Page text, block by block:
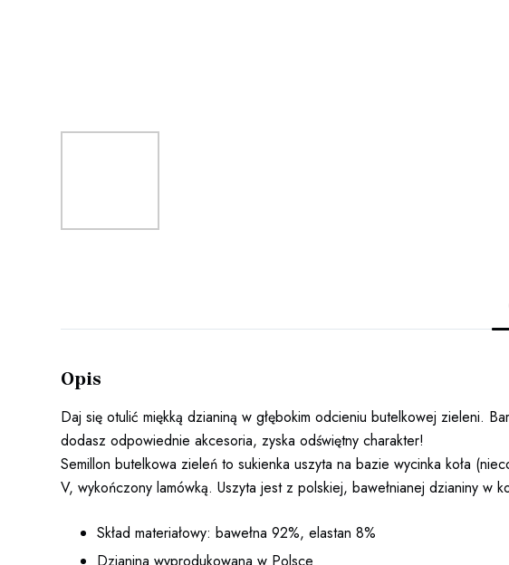
Opis
Daj się otulić miękką dzianiną w głębokim odcieniu butelkowej zieleni.
dodasz odpowiednie akcesoria, zyska odświętny charakter!
Semillon butelkowa zieleń to sukienka uszyta na bazie wycinka koła
V, wykończony lamówką. Uszyta jest z polskiej, bawełnianej dzianiny w
Skład materiałowy: bawełna 92%, elastan 8%
Dzianina wyprodukowana w Polsce